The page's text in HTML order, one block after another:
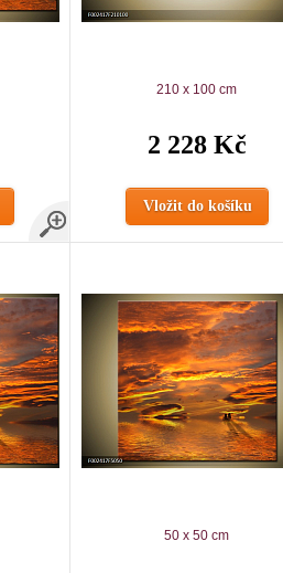
210 x 100 cm
2 228 Kč
Vložit do košíku
50 x 50 cm